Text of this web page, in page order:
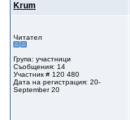
Krum
Читател
Група: участници
Съобщения: 14
Участник # 120 480
Дата на регистрация: 20-
September 20